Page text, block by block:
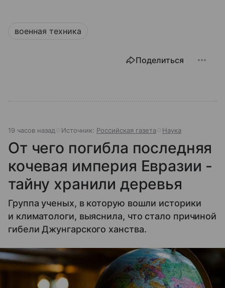
военная техника
Поделиться
19 часов назад Источник: Российская газета Наука
От чего погибла последняя
кочевая империя Евразии -
тайну хранили деревья
Группа ученых, в которую вошли историки
и климатологи, выяснила, что стало причиной
гибели Джунгарского ханства.